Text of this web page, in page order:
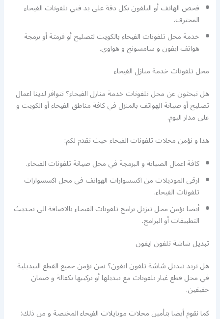
فحص الهاتف أو التلفون بكل دقة على يد فني تلفونات الفيحاء
المحترف.
خدمة محل تلفونات الفيحاء بالكويت لتصليح أو فرمتة أو برمجة
هواتف ايفون و سامسونج و هواوي.
محل تلفونات خدمة منازل الفيحاء
هل تبحثون عن محل تلفونات خدمة منارل الفيحاء؟ تتوافر لدينا اعمال
تصليح أو صيانة الهواتف بالمنزل في كافة مناطق الفيحاء أو الكويت و
على مدار اليوم.
هذا و نؤمن محلات تلفونات الفيحاء حيث تقدم لكم:
كافة اعمال الصيانة و البرمجة في محل صيانة تلفونات الفيحاء.
ارقى الموديلات من اكسسوارات الهواتف في محل اكسسوارات
تلفونات الفيحاء.
أيضا نؤمن محل تنزيل برامج تلفونات الفيحاء بالاضافة الى تحديث
التطبيقات أو البرامج.
تبديل شاشة تلفون ايفون
هل تريد تبديل شاشة تلفون ايفون؟ نحن نؤمن جميع القطع التبديلية
في محل قطع غيار تلفونات مع تبديلها أو تركيبها بكفالة و ضمان
حقيقين.
كما نقوم أيضا بتأمين محلات موبايلات الفيحاء المختصة و من ذلك: